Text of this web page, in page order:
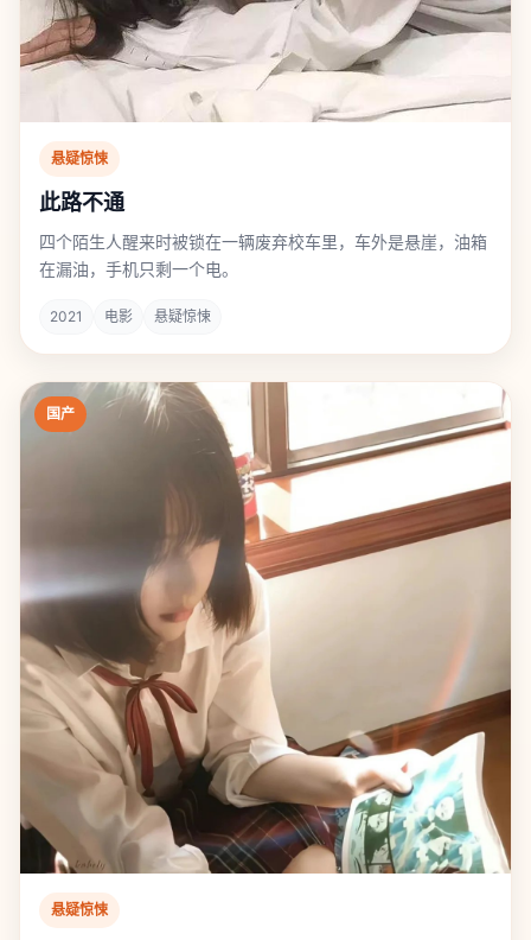
悬疑惊悚
此路不通
四个陌生人醒来时被锁在一辆废弃校车里，车外是悬崖，油箱
在漏油，手机只剩一个电。
2021 电影 悬疑惊悚
国产
悬疑惊悚